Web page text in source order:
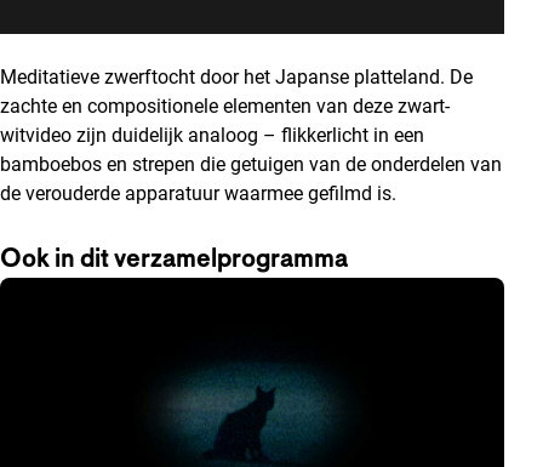
Meditatieve zwerftocht door het Japanse platteland. De
zachte en compositionele elementen van deze zwart-
witvideo zijn duidelijk analoog – flikkerlicht in een
bamboebos en strepen die getuigen van de onderdelen van
de verouderde apparatuur waarmee gefilmd is.
Ook in dit verzamelprogramma